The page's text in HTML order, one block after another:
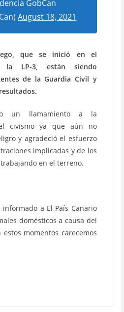
GobCan
August 18, 2021
que se inició en el
LP-3, están siendo
de la Guardia Civil y
un llamamiento a la
civismo ya que aún no
y agradeció el esfuerzo
implicadas y de los
en el terreno.
a El País Canario
domésticos a causa del
momentos carecemos